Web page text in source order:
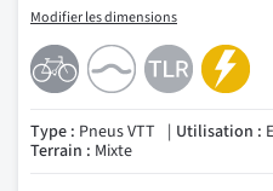
Modifier les dimensions
Type : Pneus VTT Utilisation :
Terrain : Mixte